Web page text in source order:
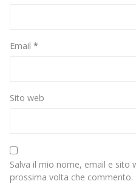
Email *
Sito web
Salva il mio nome, email e sito
prossima volta che commento.